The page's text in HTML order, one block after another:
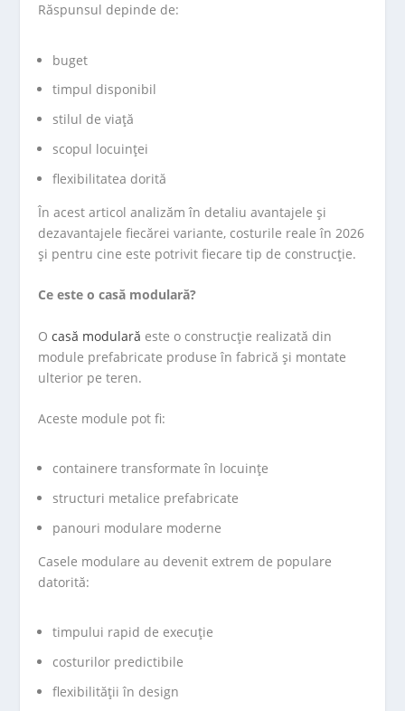
Răspunsul depinde de:
buget
timpul disponibil
stilul de viață
scopul locuinței
flexibilitatea dorită
În acest articol analizăm în detaliu avantajele și
dezavantajele fiecărei variante, costurile reale în 2026
și pentru cine este potrivit fiecare tip de construcție.
Ce este o casă modulară?
Ocasă modulară este o construcție realizată din
module prefabricate produse în fabrică și montate
ulterior pe teren.
Aceste module pot fi:
containere transformate în locuințe
structuri metalice prefabricate
panouri modulare moderne
Casele modulare au devenit extrem de populare
datorită:
timpului rapid de execuție
costurilor predictibile
flexibilității în design